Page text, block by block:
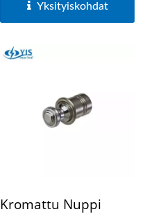
Yksityiskohdat
Kromattu Nuppi